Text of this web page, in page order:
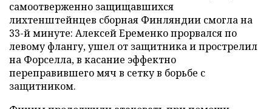
самоотверженно защищавшихся
лихтенштейнцев сборная Финляндии смогла на
33-й минуте: Алексей Еременко прорвался по
левому флангу, ушел от защитника и прострелил
на Форселла, в касание эффектно
переправившего мяч в сетку в борьбе с
защитником.